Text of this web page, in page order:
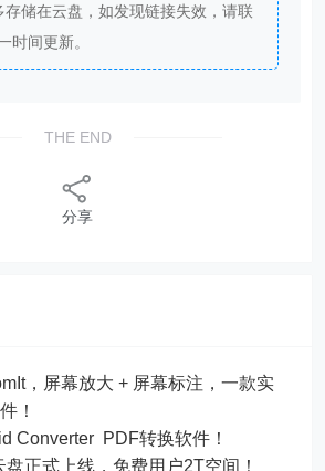
储在云盘，如发现链接失效，请联
时间更新。
THE END
分享
，屏幕放大 + 屏幕标注，一款实
！
Converter PDF转换软件！
正式上线，免费用户2T空间！